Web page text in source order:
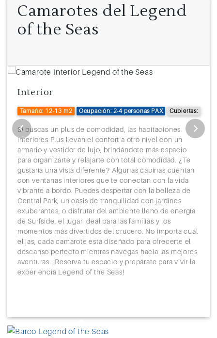
Camarotes del Legend
of the Seas
Interior
Tamaño: 12-13 m2 Ocupación: 2-4 personas PAX Cubiertas:
Si buscas un plus de comodidad, las habitaciones
interiores Plus llevan el confort a otro nivel con un
armario y vestidor de lujo, brindándote más espacio
para organizarte y relajarte con total comodidad. ¿Te
gustaría una vista diferente? Algunas cabinas cuentan
con ventanas interiores que te conectan con la vida
vibrante a bordo. Puedes despertar con la belleza de
Central Park, un oasis de tranquilidad con jardines
exuberantes, o disfrutar del ambiente lleno de energía
de Surfside, el lugar ideal para las familias y los
momentos más divertidos del crucero. No importa cuál
elijas, cada camarote está diseñado para ofrecerte el
descanso perfecto mientras navegas hacia las mejores
aventuras. ¡Reserva tu espacio y prepárate para vivir la
experiencia Legend of the Seas!